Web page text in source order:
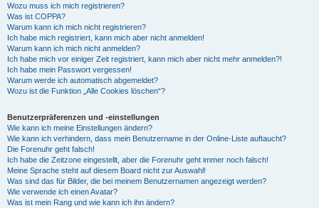
Wozu muss ich mich registrieren?
Was ist COPPA?
Warum kann ich mich nicht registrieren?
Ich habe mich registriert, kann mich aber nicht anmelden!
Warum kann ich mich nicht anmelden?
Ich habe mich vor einiger Zeit registriert, kann mich aber nicht mehr anmelden?!
Ich habe mein Passwort vergessen!
Warum werde ich automatisch abgemeldet?
Wozu ist die Funktion „Alle Cookies löschen“?
Benutzerpräferenzen und -einstellungen
Wie kann ich meine Einstellungen ändern?
Wie kann ich verhindern, dass mein Benutzername in der Online-Liste auftaucht?
Die Forenuhr geht falsch!
Ich habe die Zeitzone eingestellt, aber die Forenuhr geht immer noch falsch!
Meine Sprache steht auf diesem Board nicht zur Auswahl!
Was sind das für Bilder, die bei meinem Benutzernamen angezeigt werden?
Wie verwende ich einen Avatar?
Was ist mein Rang und wie kann ich ihn ändern?